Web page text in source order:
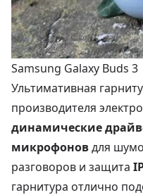
Samsung Galaxy Buds 3
Ультимативная
производителя
динамические
микрофоновдля
разговоров и защита
гарнитура отлично